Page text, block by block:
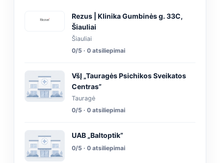
Rezus | Klinika Gumbinės g. 33C,
Šiauliai
Šiauliai
0/5 · 0 atsiliepimai
VšĮ „Tauragės Psichikos Sveikatos
Centras”
Tauragė
0/5 · 0 atsiliepimai
UAB „Baltoptik”
0/5 · 0 atsiliepimai